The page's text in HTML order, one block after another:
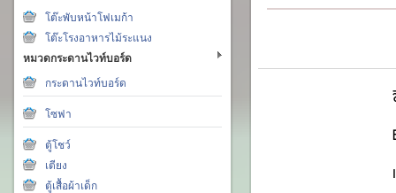
โต๊ะพับหน้าโฟเมก้า
โต๊ะโรงอาหารไม้ระแนง
หมวดกระดานไวท์บอร์ด
กระดานไวท์บอร์ด
โซฟา
ตู้โชว์
เตียง
ตู้เสื้อผ้าเด็ก